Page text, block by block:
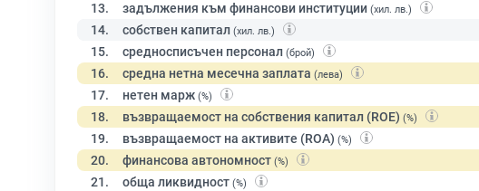
13. задължения към финансови институции (хил. лв.)
14. собствен капитал (хил. лв.)
15. средносписъчен персонал (брой)
16. средна нетна месечна заплата (лева)
17. нетен марж (%)
18. възвращаемост на собствения капитал (ROE) (%)
19. възвращаемост на активите (ROA) (%)
20. финансова автономност (%)
21. обща ликвидност (%)